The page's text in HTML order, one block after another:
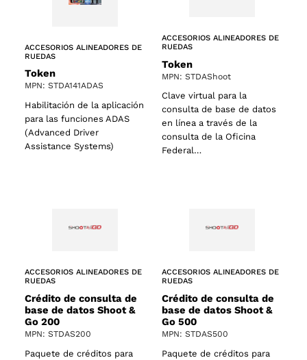
ACCESORIOS ALINEADORES DE
RUEDAS
Token
MPN: STDA141ADAS
Habilitación de la aplicación
para las funciones ADAS
(Advanced Driver
Assistance Systems)
ACCESORIOS ALINEADORES DE
RUEDAS
Token
MPN: STDAShoot
Clave virtual para la
consulta de base de datos
en línea a través de la
consulta de la Oficina
Federal…
ACCESORIOS ALINEADORES DE
RUEDAS
Crédito de consulta de
base de datos Shoot &
Go 200
MPN: STDAS200
Paquete de créditos para
ACCESORIOS ALINEADORES DE
RUEDAS
Crédito de consulta de
base de datos Shoot &
Go 500
MPN: STDAS500
Paquete de créditos para